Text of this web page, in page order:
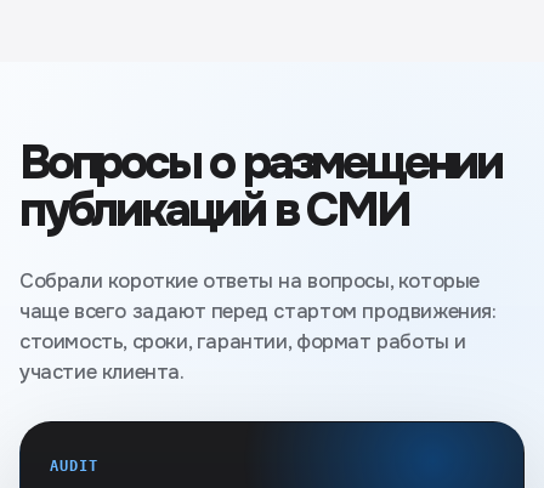
Вопросы о размещении
публикаций в СМИ
Собрали короткие ответы на вопросы, которые
чаще всего задают перед стартом продвижения:
стоимость, сроки, гарантии, формат работы и
участие клиента.
AUDIT